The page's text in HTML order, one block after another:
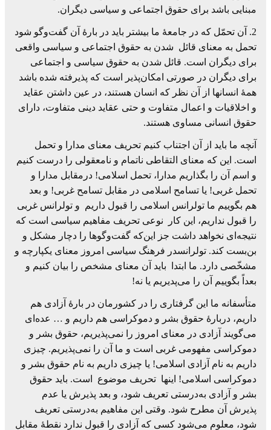
مبنایی باشد برای حقوق اجتماعی و سیاسی دیگران.
2. آن تحمّل که در جامعۀ ما بیشتر باید در بارۀ آن گفت‌وگو شود
تحمل به معنای قائل شدن به حقوق اجتماعی و سیاسی واقعی
برای دیگران است. قائل شدن به حقوق سیاسی و اجتماعی
برای دیگران در صورتی امکان‌پذیر است که پذیرفته شده باشد
همۀ انسانها از آن نظر که انسان هستند، در عین داشتن عقاید
و اخلاقیات و اعمال متفاوت و حتی عقاید دینی متفاوت، دارای
حقوق انسانی مساوی هستند.
آنچه ما باید از آن اجتناب کنیم تحریف معنای مدارا و تحمل
است. این که معنای التقاطی ناتمام و نامعقولی را درست کنیم
و اسم آن را بگذاریم مدارا، تحمل اسلامی! درمقابل مدارا و
تحمل غربی! یا تسامح اسلامی در مقابل تسامح غربی! و بعد
هم بگوییم ما تولرانس اسلامی را قبول داریم و تولرانس غربی
را قبول نداریم، این کار نوعی تحریف مفاهیم سیاسی است که
نتیجه‌ای نخواهد داشت جز این‌که گفت‌وگوها را دچار مشکل و
بن‌بست کند. تولرانسدر فرهنگ سیاسی امروز معنای یکپارچه و
مشخّصی دارد. ما ابتدا باید آن معنای مشخص را بیان کنیم و
بعداً بگوییم آن را می‌پدیریم یا نه!
متأسفانه ما این گرفتاری را در کشورمان در بارۀ آزادی هم
داریم، دربارۀ حقوق بشر و دموکراسی هم داریم و … عده‌ای
می‌گویند آزادی در معنای امروز را نمی‌پذیریم، حقوق بشر و
دموکراسی مفهومی غربی است و ما آن را نمی‌پذیریم. چیزی
داریم به نام آزادی اسلامی! یا چیزی داریم به نام حقوق بشر و
دموکراسی اسلامی! اینها تحریف موضوع است. باید حقوق
بشر و آزادی به‌درستی تعریف شود، و بعد پذیرش یا عدم
پذیرش آن مطرح شود. وقتی این مفاهیم به‌درستی تعریف
شود، معلوم می‌شود کسی که آزادی را قبول ندارد نقطۀ مقابل